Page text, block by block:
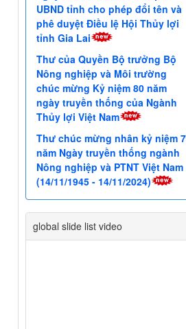
Thư của Quyền Bộ trưởng Bộ
Nông nghiệp và Môi trường
chúc mừng Kỷ niệm 80 năm
ngày truyền thống của Ngành
Thủy lợi Việt Nam
Thư chúc mừng nhân kỷ niệm 79
năm Ngày truyền thống ngành
Nông nghiệp và PTNT Việt Nam
global slide list video